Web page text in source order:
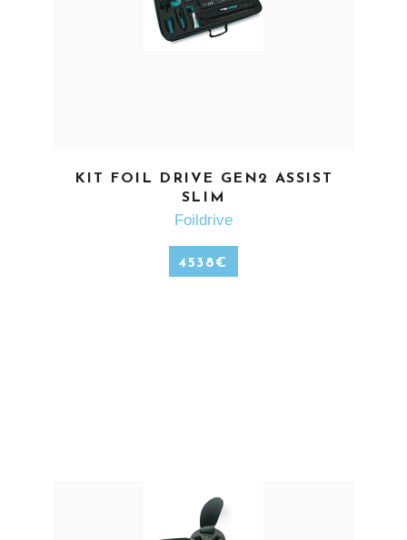
EN SAVOIR PLUS
KIT FOIL DRIVE GEN2 ASSIST
SLIM
Foildrive
4538€